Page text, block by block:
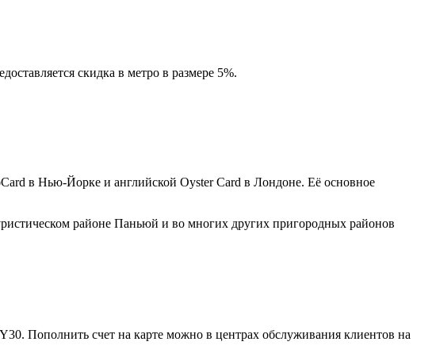
скидка в метро в размере 5%.
в Нью-Йорке и английской Oyster Card в Лондоне. Её основное
районе Паньюй и во многих других пригородных районов
Пополнить счет на карте можно в центрах обслуживания клиентов на